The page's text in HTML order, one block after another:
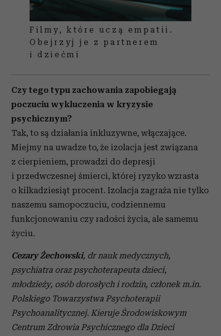
Filmy, które uczą empatii.
Obejrzyj je z partnerem
i dziećmi
Czy tego typu zachowania zapobiegają
poczuciu wykluczenia w kryzysie
psychicznym?
Tak, to są działania inkluzywne, włączające.
Miejmy na uwadze to, że izolacja jest związana
z cierpieniem, prowadzi do depresji
i przedwczesnej śmierci, której ryzyko wzrasta
o kilkadziesiąt procent. Izolacja zagraża nie tylko
naszemu samopoczuciu, codziennemu
funkcjonowaniu czy radości życia, ale samemu
życiu.
Cezary Żechowski, dr nauk medycznych,
psychiatra oraz psychoterapeuta dzieci,
młodzieży, osób dorosłych i rodzin, członek m.in.
Polskiego Towarzystwa Psychoterapii
Psychoanalitycznej. Kieruje Środowiskowym
Centrum Zdrowia Psychicznego dla Dzieci